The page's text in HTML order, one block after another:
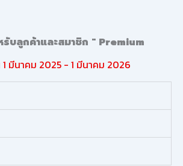
รับลูกค้าและสมาชิก " Premium
1 มีนาคม 2025 - 1 มีนาคม 2026